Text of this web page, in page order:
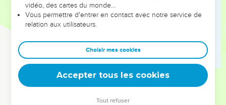
des cris en disant : « On a transporté l'arche du Dieu d'Israël
chez nous pour nous faire mourir, nous et notre peuple ! »
11
rassemblèrent et dirent : « Renvoyez l'arche du Dieu d'Israël !
Qu'elle retourne chez elle et qu'elle ne nous fasse pas
mourir, nous et notre peuple. » En effet, dans toute la ville
régnait une terreur mortelle ; la main de Dieu y pesait très
vidéo, des cartes du monde…
Vous permettre d'entrer en contact avec notre service de
relation aux utilisateurs.
Choisir mes cookies
Accepter tous les cookies
Tout refuser